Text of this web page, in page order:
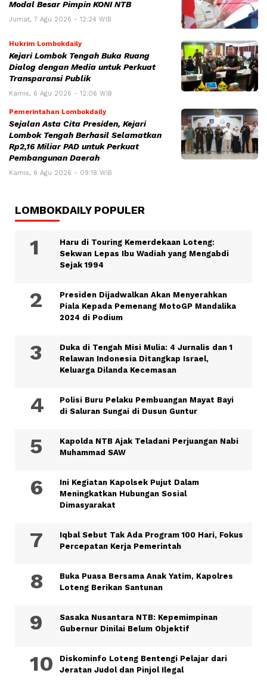
Modal Besar Pimpin KONI NTB
Jumat, 7 Agu 2026 - 12:24 WIB
Hukrim Lombokdaily
Kejari Lombok Tengah Buka Ruang
Dialog dengan Media untuk Perkuat
Transparansi Publik
Kamis, 6 Agu 2026 - 12:06 WIB
Pemerintahan Lombokdaily
Sejalan Asta Cita Presiden, Kejari
Lombok Tengah Berhasil Selamatkan
Rp2,16 Miliar PAD untuk Perkuat
Pembangunan Daerah
Kamis, 6 Agu 2026 - 09:18 WIB
LOMBOKDAILY POPULER
Haru di Touring Kemerdekaan Loteng:
Sekwan Lepas Ibu Wadiah yang Mengabdi
Sejak 1994
Presiden Dijadwalkan Akan Menyerahkan
Piala Kepada Pemenang MotoGP Mandalika
2024 di Podium
Duka di Tengah Misi Mulia: 4 Jurnalis dan 1
Relawan Indonesia Ditangkap Israel,
Keluarga Dilanda Kecemasan
Polisi Buru Pelaku Pembuangan Mayat Bayi
di Saluran Sungai di Dusun Guntur
Kapolda NTB Ajak Teladani Perjuangan Nabi
Muhammad SAW
Ini Kegiatan Kapolsek Pujut Dalam
Meningkatkan Hubungan Sosial
Dimasyarakat
Iqbal Sebut Tak Ada Program 100 Hari, Fokus
Percepatan Kerja Pemerintah
Buka Puasa Bersama Anak Yatim, Kapolres
Loteng Berikan Santunan
Sasaka Nusantara NTB: Kepemimpinan
Gubernur Dinilai Belum Objektif
Diskominfo Loteng Bentengi Pelajar dari
Jeratan Judol dan Pinjol Ilegal